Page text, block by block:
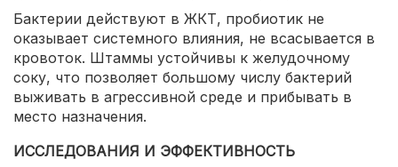
Бактерии действуют в ЖКТ, пробиотик не
оказывает системного влияния, не всасывается в
кровоток. Штаммы устойчивы к желудочному
соку, что позволяет большому числу бактерий
выживать в агрессивной среде и прибывать в
место назначения.
ИССЛЕДОВАНИЯ И ЭФФЕКТИВНОСТЬ